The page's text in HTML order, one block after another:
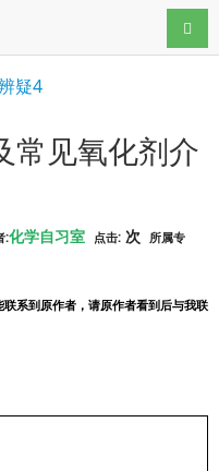
导航
疑4
常见氧化剂介
:化学自习室 点击: 次
所属专
联系到原作者，请原作者看到后与我联